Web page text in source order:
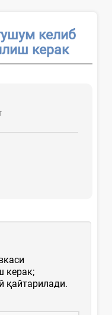
келиб
керак
керак;
қайтарилади.